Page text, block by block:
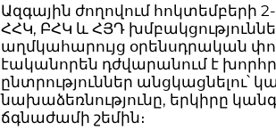
Ազգային ժողովում
ՀՀԿ, ԲՀԿ և ՀՅԴ
աղմկահարույց օրենսդրական
էականորեն դժվարանում է
ընտրություններ անցկացնելու՝
նախաձեռնությունը, երկիրը
ճգնաժամի շեմին։